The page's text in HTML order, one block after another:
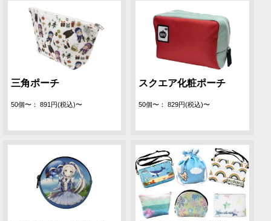
三角ポーチ
50個〜： 891円(税込)〜
スクエア化粧ポーチ
50個〜： 829円(税込)〜